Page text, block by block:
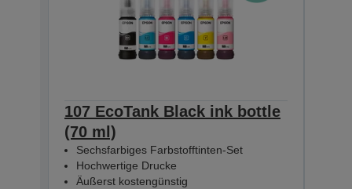
107 EcoTank Black ink bottle
(70 ml)
Sechsfarbiges Farbstofftinten-Set
Hochwertige Drucke
Äußerst kostengünstig